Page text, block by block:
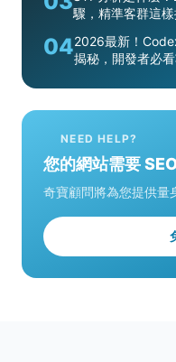
驟，精準客群這
042026最新！
揭秘，開發者必看
NEED HELP?
您的網站需要
奇寶顧問將為您提供量